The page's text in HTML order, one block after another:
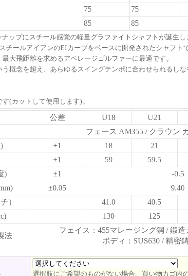
75
75
85
85
ップにスチール感覚の軽量グラファイトシャフトが誕生し
チールアイアンのEIカーブをベースに開発されたシャフト
大飛距離を求めるアベレージゴルファーに最適です。
概念を超え、あらゆるスイングテンポに合わせられるし
(カットして使用します)。
公差 U18 U21
フェース AM355 / クラウン
±1 18 21
±1 59 59.5
)
±1
-0.5
±0.05
9.40
）
41.0 40.5
130 125
法
フェイス：455マレージング鋼 / 鍛造
ボディ：SUS630 / 精密
選択肢にご希望のものがない場合、買い物カゴ内